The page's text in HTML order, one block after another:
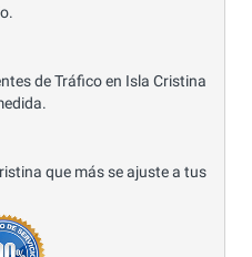
de Tráfico en Isla Cristina
que más se ajuste a tus